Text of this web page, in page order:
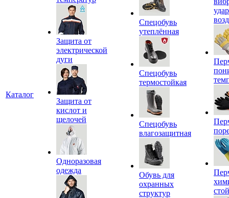
Каталог
Защита от
электрической
дуги
Защита от
кислот и
щелочей
Одноразовая
одежда
Спецобувь
утеплённая
Спецобувь
термостойкая
Спецобувь
влагозащитная
Обувь для
охранных
структур